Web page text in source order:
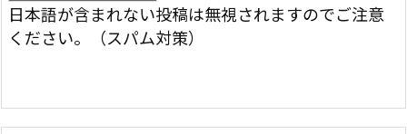
日本語が含まれない投稿は無視されますのでご注意
ください。（スパム対策）